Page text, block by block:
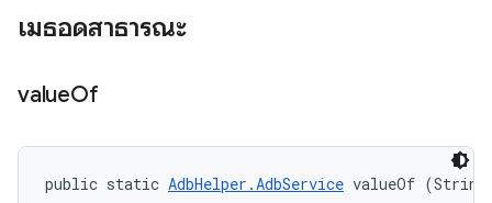
เมธอดสาธารณะ
valueOf
public static AdbHelper.AdbService valueOf (String